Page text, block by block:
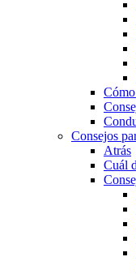
Consejos
Atrás
Cuál